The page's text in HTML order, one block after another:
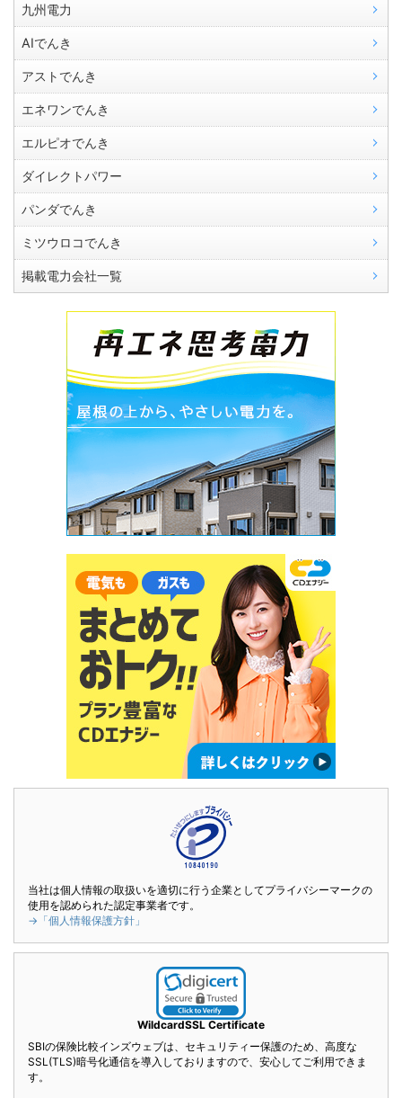
九州電力
AIでんき
アストでんき
エネワンでんき
エルピオでんき
ダイレクトパワー
パンダでんき
ミツウロコでんき
掲載電力会社一覧
当社は個人情報の取扱いを適切に行う企業としてプライバシーマークの
使用を認められた認定事業者です。
→「個人情報保護方針」
WildcardSSL Certificate
SBIの保険比較インズウェブは、セキュリティー保護のため、高度な
SSL(TLS)暗号化通信を導入しておりますので、安心してご利用できま
す。